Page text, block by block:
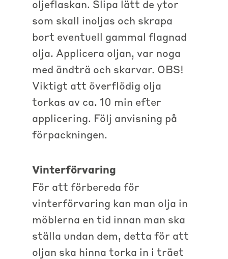
oljeflaskan. Slipa lätt de ytor
som skall inoljas och skrapa
bort eventuell gammal flagnad
olja. Applicera oljan, var noga
med ändträ och skarvar. OBS!
Viktigt att överflödig olja
torkas av ca. 10 min efter
applicering. Följ anvisning på
förpackningen.
Vinterförvaring
För att förbereda för
vinterförvaring kan man olja in
möblerna en tid innan man ska
ställa undan dem, detta för att
oljan ska hinna torka in i träet